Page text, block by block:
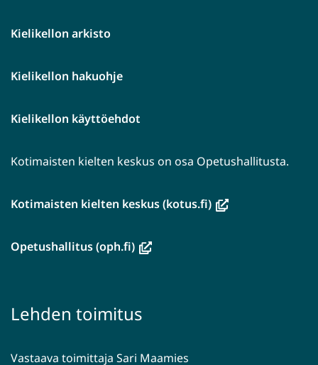
Kielikellon arkisto
Kielikellon hakuohje
Kielikellon käyttöehdot
Kotimaisten kielten keskus on osa Opetushallitusta.
Kotimaisten kielten keskus (kotus.fi)(avautuu
Opetushallitus (oph.fi)(avautuu
toiseen
Lehden toimitus
Vastaava toimittaja Sari Maamies